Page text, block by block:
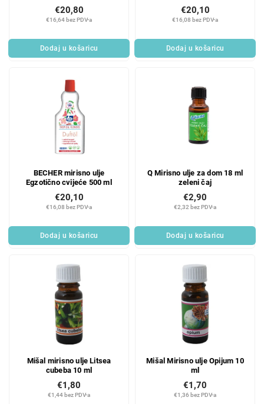
€16,64 bez PDV-a
€20,80
Dodaj u košaricu
€16,08 bez PDV-a
€20,10
Dodaj u košaricu
BECHER mirisno ulje
Egzotično cvijeće 500 ml
€16,08 bez PDV-a
€20,10
Dodaj u košaricu
Q Mirisno ulje za dom 18 ml
zeleni čaj
€2,32 bez PDV-a
€2,90
Dodaj u košaricu
Mišal mirisno ulje Litsea
cubeba 10 ml
€1,44 bez PDV-a
€1,80
Mišal Mirisno ulje Opijum 10
ml
€1,36 bez PDV-a
€1,70